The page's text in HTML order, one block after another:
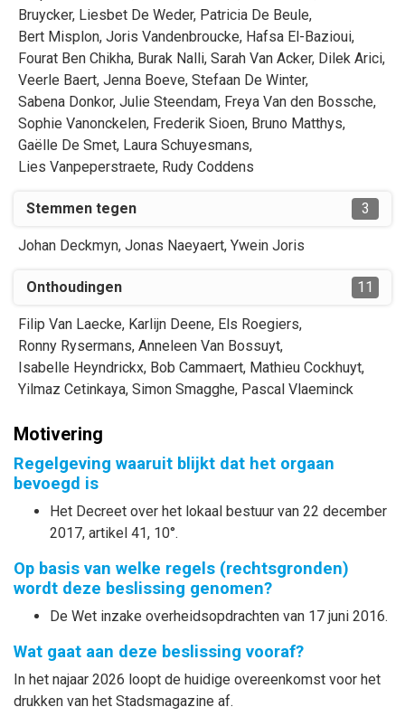
Bruycker, Liesbet De Weder, Patricia De Beule,
Bert Misplon, Joris Vandenbroucke, Hafsa El-Bazioui,
Fourat Ben Chikha, Burak Nalli, Sarah Van Acker, Dilek Arici,
Veerle Baert, Jenna Boeve, Stefaan De Winter,
Sabena Donkor, Julie Steendam, Freya Van den Bossche,
Sophie Vanonckelen, Frederik Sioen, Bruno Matthys,
Gaëlle De Smet, Laura Schuyesmans,
Lies Vanpeperstraete, Rudy Coddens
Stemmen tegen 3
Johan Deckmyn, Jonas Naeyaert, Ywein Joris
Onthoudingen 11
Filip Van Laecke, Karlijn Deene, Els Roegiers,
Ronny Rysermans, Anneleen Van Bossuyt,
Isabelle Heyndrickx, Bob Cammaert, Mathieu Cockhuyt,
Yilmaz Cetinkaya, Simon Smagghe, Pascal Vlaeminck
Motivering
Regelgeving waaruit blijkt dat het orgaan
bevoegd is
Het Decreet over het lokaal bestuur van 22 december
2017, artikel 41, 10°.
Op basis van welke regels (rechtsgronden)
wordt deze beslissing genomen?
De Wet inzake overheidsopdrachten van 17 juni 2016.
Wat gaat aan deze beslissing vooraf?
In het najaar 2026 loopt de huidige overeenkomst voor het
drukken van het Stadsmagazine af.